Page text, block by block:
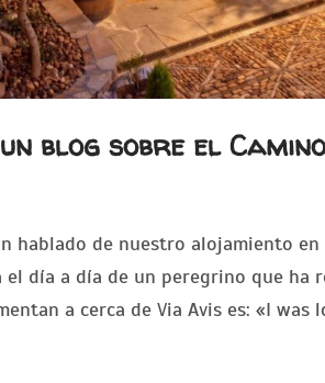
blog sobre el
hablado de nuestro alojamiento en
día a día de un peregrino que ha
a cerca de Via Avis es: «I was